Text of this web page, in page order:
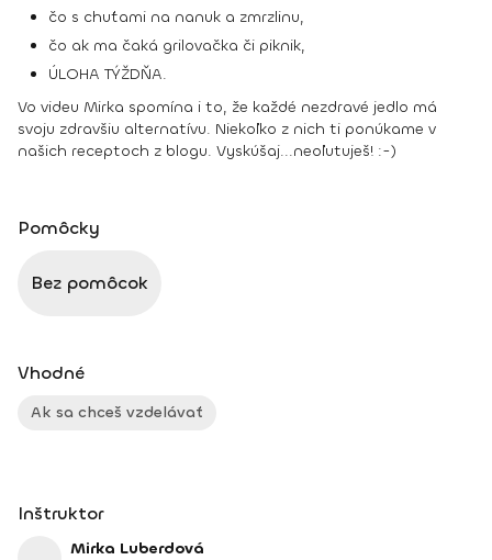
čo s chuťami na nanuk a zmrzlinu,
čo ak ma čaká grilovačka či piknik,
ÚLOHA TÝŽDŇA.
Vo videu Mirka spomína i to, že každé nezdravé jedlo má
svoju zdravšiu alternatívu. Niekoľko z nich ti ponúkame v
našich receptoch z blogu. Vyskúšaj...neoľutuješ! :-)
Pomôcky
Bez pomôcok
Vhodné
Ak sa chceš vzdelávať
Inštruktor
Mirka Luberdová